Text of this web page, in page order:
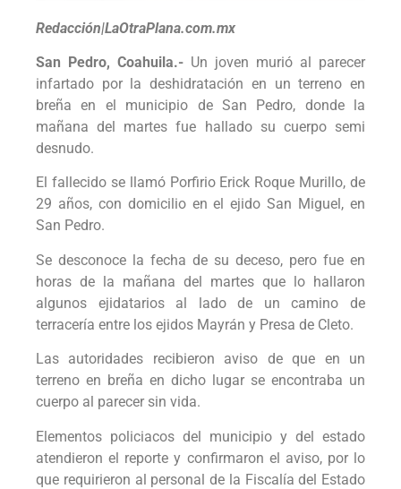
Redacción|LaOtraPlana.com.mx
San Pedro, Coahuila.- Un joven murió al parecer
infartado por la deshidratación en un terreno en
breña en el municipio de San Pedro, donde la
mañana del martes fue hallado su cuerpo semi
desnudo.
El fallecido se llamó Porfirio Erick Roque Murillo, de
29 años, con domicilio en el ejido San Miguel, en
San Pedro.
Se desconoce la fecha de su deceso, pero fue en
horas de la mañana del martes que lo hallaron
algunos ejidatarios al lado de un camino de
terracería entre los ejidos Mayrán y Presa de Cleto.
Las autoridades recibieron aviso de que en un
terreno en breña en dicho lugar se encontraba un
cuerpo al parecer sin vida.
Elementos policiacos del municipio y del estado
atendieron el reporte y confirmaron el aviso, por lo
que requirieron al personal de la Fiscalía del Estado